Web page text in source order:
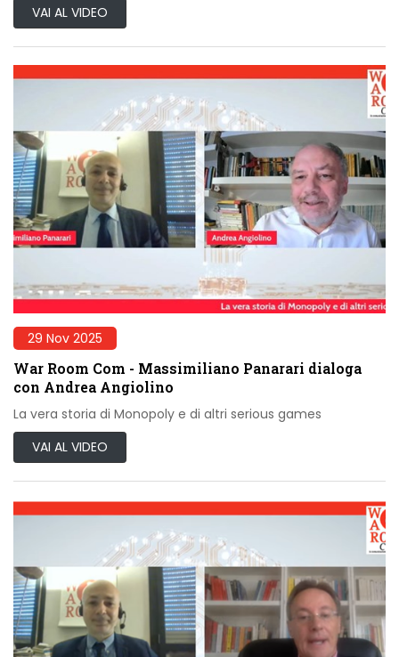
VAI AL VIDEO
29 Nov 2025
War Room Com - Massimiliano Panarari dialoga
con Andrea Angiolino
La vera storia di Monopoly e di altri serious games
VAI AL VIDEO